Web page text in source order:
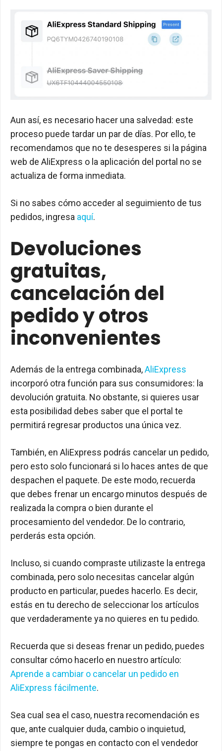
Aun así, es necesario hacer una salvedad: este
proceso puede tardar un par de días. Por ello, te
recomendamos que no te desesperes si la página
web de AliExpress o la aplicación del portal no se
actualiza de forma inmediata.
Si no sabes cómo acceder al seguimiento de tus
pedidos, ingresa aquí.
Devoluciones
gratuitas,
cancelación del
pedido y otros
inconvenientes
Además de la entrega combinada,AliExpress
incorporó otra función para sus consumidores: la
devolución gratuita. No obstante, si quieres usar
esta posibilidad debes saber que el portal te
permitirá regresar productos una única vez.
También, en AliExpress podrás cancelar un pedido,
pero esto solo funcionará si lo haces antes de que
despachen el paquete. De este modo, recuerda
que debes frenar un encargo minutos después de
realizada la compra o bien durante el
procesamiento del vendedor. De lo contrario,
perderás esta opción.
Incluso, si cuando compraste utilizaste la entrega
combinada, pero solo necesitas cancelar algún
producto en particular, puedes hacerlo. Es decir,
estás en tu derecho de seleccionar los artículos
que verdaderamente ya no quieres en tu pedido.
Recuerda que si deseas frenar un pedido, puedes
consultar cómo hacerlo en nuestro artículo:
Aprende a cambiar o cancelar un pedido en
AliExpress fácilmente.
Sea cual sea el caso, nuestra recomendación es
que, ante cualquier duda, cambio o inquietud,
siempre te pongas en contacto con el vendedor